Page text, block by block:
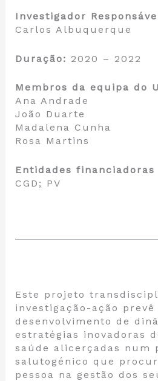
Investigador
Carlos Albuquerque
Duração: 2020 – 2022
Membros da equipa do
Ana Andrade
João Duarte
Madalena Cunha
Rosa Martins
Entidades financiadoras
CGD; PV
Este projeto
investigação-ação prevê
desenvolvimento de
estratégias inovadoras
saúde alicerçadas num
salutogénico que
pessoa na gestão dos